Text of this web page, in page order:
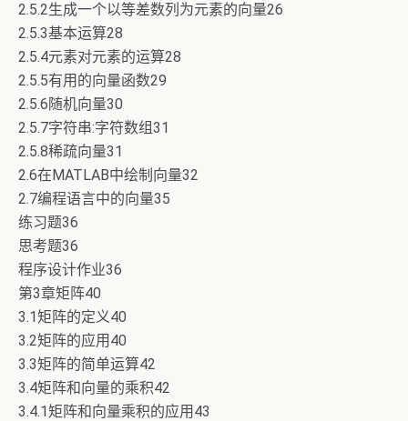
2.5.2生成一个以等差数列为元素的向量26
2.5.3基本运算28
2.5.4元素对元素的运算28
2.5.5有用的向量函数29
2.5.6随机向量30
2.5.7字符串:字符数组31
2.5.8稀疏向量31
2.6在MATLAB中绘制向量32
2.7编程语言中的向量35
练习题36
思考题36
程序设计作业36
第3章矩阵40
3.1矩阵的定义40
3.2矩阵的应用40
3.3矩阵的简单运算42
3.4矩阵和向量的乘积42
3.4.1矩阵和向量乘积的应用43